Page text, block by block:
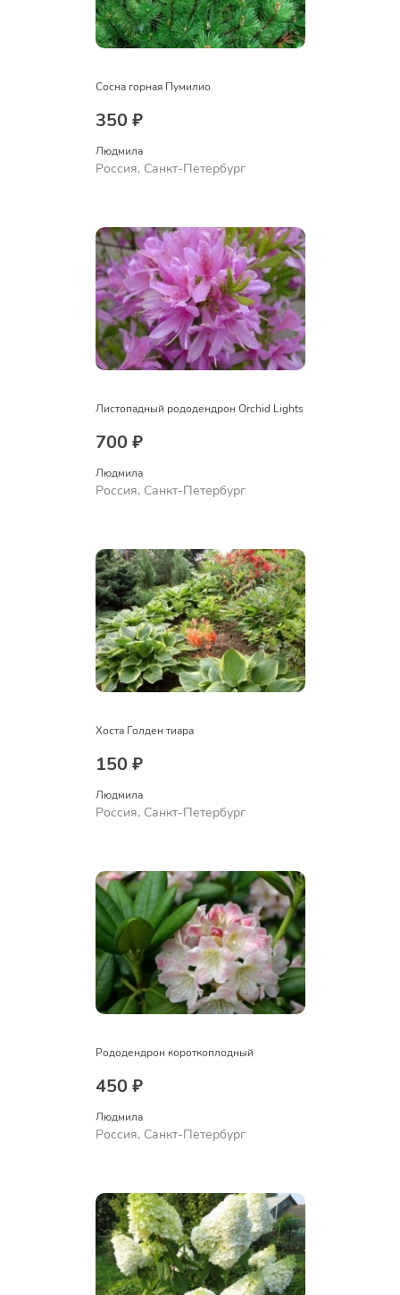
Сосна горная Пумилио
350 ₽
Людмила
Россия, Санкт-Петербург
Листопадный рододендрон Orchid Lights
700 ₽
Людмила
Россия, Санкт-Петербург
Хоста Голден тиара
150 ₽
Людмила
Россия, Санкт-Петербург
Рододендрон короткоплодный
450 ₽
Людмила
Россия, Санкт-Петербург